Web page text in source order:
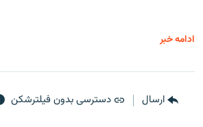
ادامه خبر
ارسال دسترسی بدون فیلترشکن